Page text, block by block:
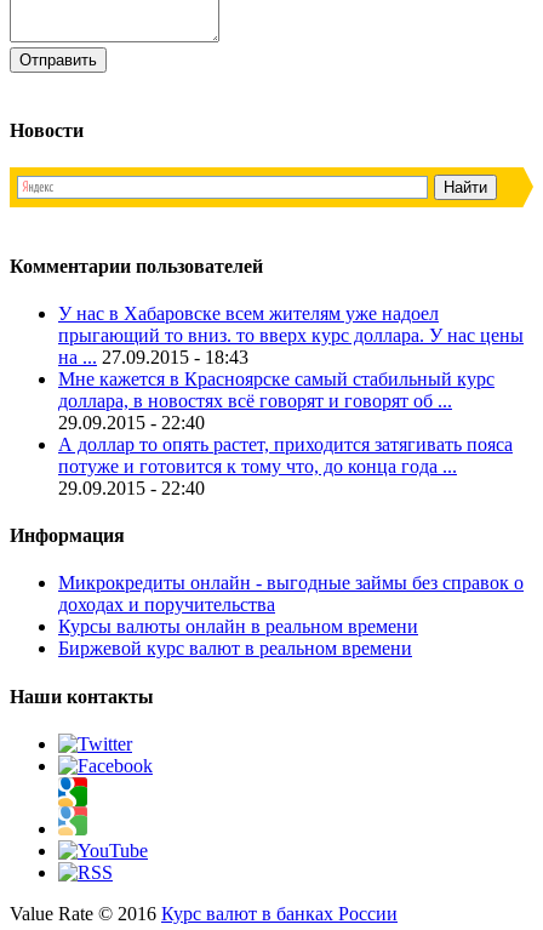
Новости
Комментарии пользователей
У нас в Хабаровске всем жителям уже надоел
прыгающий то вниз. то вверх курс доллара. У нас цены
на ... 27.09.2015 - 18:43
Мне кажется в Красноярске самый стабильный курс
доллара, в новостях всё говорят и говорят об ...
29.09.2015 - 22:40
А доллар то опять растет, приходится затягивать пояса
потуже и готовится к тому что, до конца года ...
29.09.2015 - 22:40
Информация
Микрокредиты онлайн - выгодные займы без справок о
доходах и поручительства
Курсы валюты онлайн в реальном времени
Биржевой курс валют в реальном времени
Наши контакты
Value Rate © 2016 Курс валют в банках России